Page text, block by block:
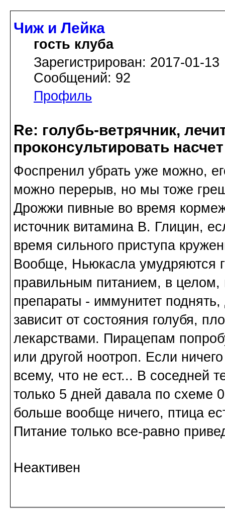
Чиж и Лейка
гость клуба
Зарегистрирован: 2017-01-13
Сообщений: 92
Профиль
Re: голубь-ветрячник,
проконсультировать
Фоспренил убрать уже можно,
можно перерыв, но мы тоже
Дрожжи пивные во время
источник витамина В. Глицин,
время сильного приступа
Вообще, Ньюкасла умудряются
правильным питанием, в целом,
препараты - иммунитет
зависит от состояния голубя,
лекарствами. Пирацепам
или другой ноотроп. Если
всему, что не ест... В
только 5 дней давала по схеме
больше вообще ничего, птица
Питание только все-равно
Неактивен